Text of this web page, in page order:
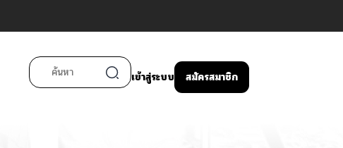
เข้าสู่ระบบ สมัครสมาชิก